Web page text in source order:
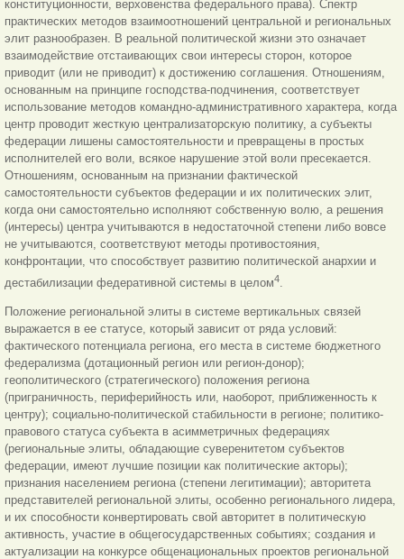
конституционности, верховенства федерального права). Спектр
практических методов взаимоотношений центральной и региональных
элит разнообразен. В реальной политической жизни это означает
взаимодействие отстаивающих свои интересы сторон, которое
приводит (или не приводит) к достижению соглашения. Отношениям,
основанным на принципе господства-подчинения, соответствует
использование методов командно-административного характера, когда
центр проводит жесткую централизаторскую политику, а субъекты
федерации лишены самостоятельности и превращены в простых
исполнителей его воли, всякое нарушение этой воли пресекается.
Отношениям, основанным на признании фактической
самостоятельности субъектов федерации и их политических элит,
когда они самостоятельно исполняют собственную волю, а решения
(интересы) центра учитываются в недостаточной степени либо вовсе
не учитываются, соответствуют методы противостояния,
конфронтации, что способствует развитию политической анархии и
дестабилизации федеративной системы в целом4
Положение региональной элиты в системе вертикальных связей
выражается в ее статусе, который зависит от ряда условий:
фактического потенциала региона, его места в системе бюджетного
федерализма (дотационный регион или регион-донор);
геополитического (стратегического) положения региона
(приграничность, периферийность или, наоборот, приближенность к
центру); социально-политической стабильности в регионе; политико-
правового статуса субъекта в асимметричных федерациях
(региональные элиты, обладающие суверенитетом субъектов
федерации, имеют лучшие позиции как политические акторы);
признания населением региона (степени легитимации); авторитета
представителей региональной элиты, особенно регионального лидера,
и их способности конвертировать свой авторитет в политическую
активность, участие в общегосударственных событиях; создания и
актуализации на конкурсе общенациональных проектов региональной